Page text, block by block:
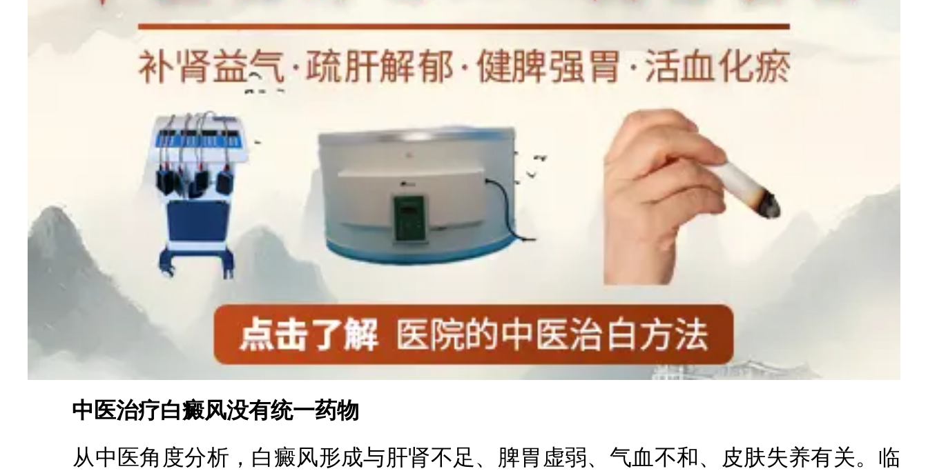
中医治疗白癜风没有统一药物
从中医角度分析，白癜风形成与肝肾不足、脾胃虚弱、气血不和、皮肤失养有关。临